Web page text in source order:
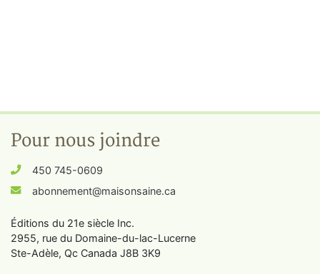
Pour nous joindre
450 745-0609
abonnement@maisonsaine.ca
Éditions du 21e siècle Inc.
2955, rue du Domaine-du-lac-Lucerne
Ste-Adèle, Qc Canada J8B 3K9